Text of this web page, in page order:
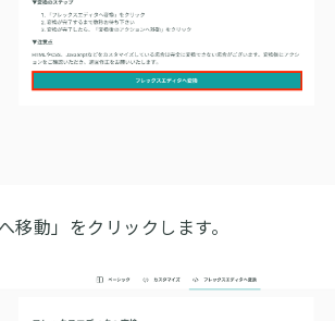
移動」をクリックします。